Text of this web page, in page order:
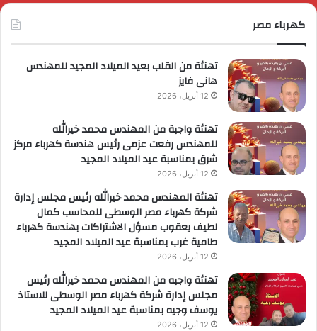
المجموعة
الوزارية
كهرباء مصر
تهنئة من القلب بعيد الميلاد المجيد للمهندس
هانى فايز
12 أبريل، 2026
تهنئة واجبة من المهندس محمد خيرالله
للمهندس رفعت عزمى رئيس هندسة كهرباء مركز
شرق بمناسبة عيد الميلاد المجيد
12 أبريل، 2026
تهنئة المهندس محمد خيرالله رئيس مجلس إدارة
شركة كهرباء مصر الوسطى للمحاسب كمال
لطيف يعقوب مسؤل الاشتراكات بهندسة كهرباء
طامية غرب بمناسبة عيد الميلاد المجيد
12 أبريل، 2026
تهنئة واجبه من المهندس محمد خيرالله رئيس
مجلس إدارة شركة كهرباء مصر الوسطى للاستاذ
يوسف وجيه بمناسبة عيد الميلاد المجيد
12 أبريل، 2026